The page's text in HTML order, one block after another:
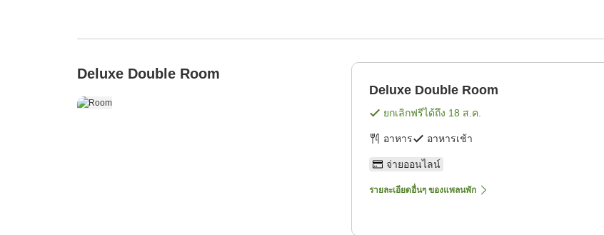
Deluxe Double Room
Deluxe Double Room
ยกเลิกฟรีได้ถึง 18 ส.ค.
อาหาร อาหารเช้า
จ่ายออนไลน์
รายละเอียดอื่นๆ ของแพลนพัก